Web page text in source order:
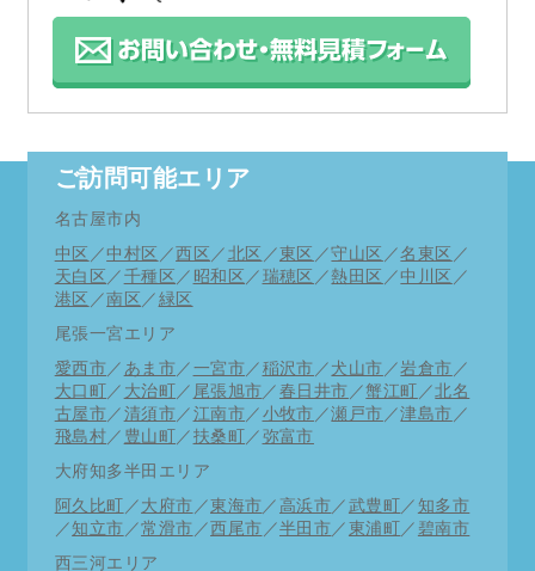
ご訪問可能エリア
名古屋市内
中区 ／中村区 ／ 西区 ／ 北区 ／東区 ／守山区 ／名東区 ／
天白区 ／ 千種区 ／ 昭和区 ／ 瑞穂区 ／ 熱田区 ／中川区 ／
港区 ／南区 ／ 緑区
尾張一宮エリア
愛西市 ／ あま市 ／ 一宮市 ／ 稲沢市 ／ 犬山市 ／岩倉市 ／
大口町
／ 大治町 ／ 尾張旭市 ／ 春日井市 ／蟹江町 ／北名
古屋市 ／ 清須市 ／ 江南市 ／ 小牧市 ／瀬戸市 ／津島市 ／
飛島村 ／ 豊山町 ／ 扶桑町 ／ 弥富市
大府知多半田エリア
阿久比町 ／ 大府市 ／東海市 ／ 高浜市 ／ 武豊町 ／ 知多市
／知立市 ／常滑市 ／ 西尾市 ／半田市 ／ 東浦町 ／ 碧南市
西三河エリア